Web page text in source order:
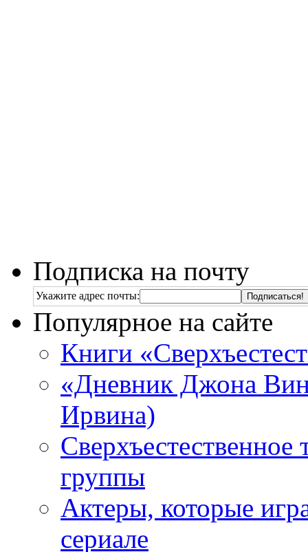
Подписка на почту
Укажите адрес почты:
Популярное на сайте
Книги
«Дневник Джона
Ирвина)
Сверхъестественное
группы
Актеры, которые
сериале